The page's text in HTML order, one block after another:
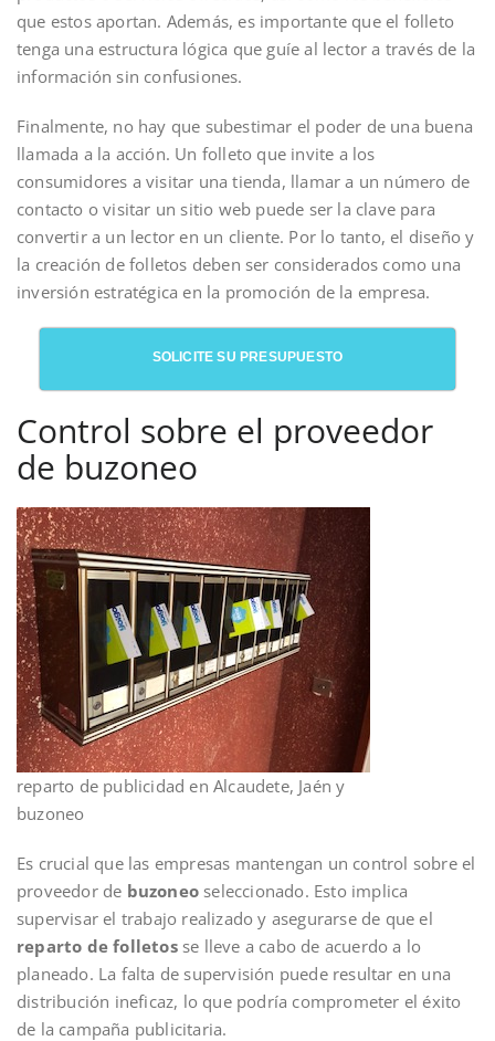
que estos aportan. Además, es importante que el folleto
tenga una estructura lógica que guíe al lector a través de la
información sin confusiones.
Finalmente, no hay que subestimar el poder de una buena
llamada a la acción. Un folleto que invite a los
consumidores a visitar una tienda, llamar a un número de
contacto o visitar un sitio web puede ser la clave para
convertir a un lector en un cliente. Por lo tanto, el diseño y
la creación de folletos deben ser considerados como una
inversión estratégica en la promoción de la empresa.
SOLICITE SU PRESUPUESTO
Control sobre el proveedor
de buzoneo
reparto de publicidad en Alcaudete, Jaén y
buzoneo
Es crucial que las empresas mantengan un control sobre el
proveedor de buzoneo seleccionado. Esto implica
supervisar el trabajo realizado y asegurarse de que el
reparto de folletosse lleve a cabo de acuerdo a lo
planeado. La falta de supervisión puede resultar en una
distribución ineficaz, lo que podría comprometer el éxito
de la campaña publicitaria.